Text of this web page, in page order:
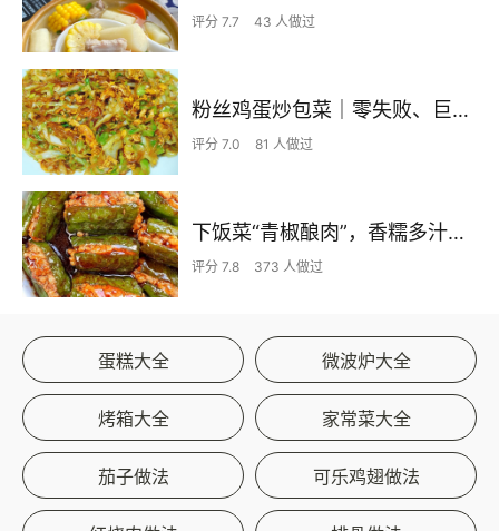
评分 7.7 43 人做过
粉丝鸡蛋炒包菜｜零失败、巨下饭
评分 7.0 81 人做过
下饭菜“青椒酿肉”，香糯多汁鲜嫩下饭
评分 7.8 373 人做过
蛋糕大全 微波炉大全
烤箱大全 家常菜大全
茄子做法 可乐鸡翅做法